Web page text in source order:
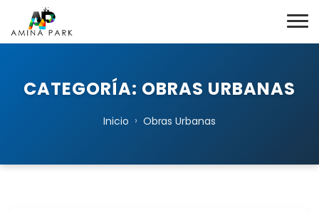
CATEGORÍA: OBRAS URBANAS
Inicio › Obras Urbanas